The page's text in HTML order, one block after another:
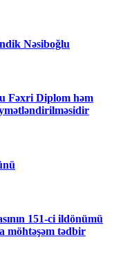
Nəsiboğlu
Fəxri Diplom həm
151-ci ildönümü
möhtəşəm tədbir